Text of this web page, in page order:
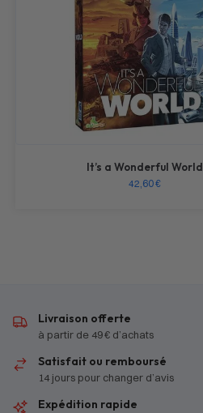
It’s a Wonderful World
42,60€
Livraison offerte
à partir de 49 € d’achats
Satisfait ou remboursé
14 jours pour changer d’avis
Expédition rapide